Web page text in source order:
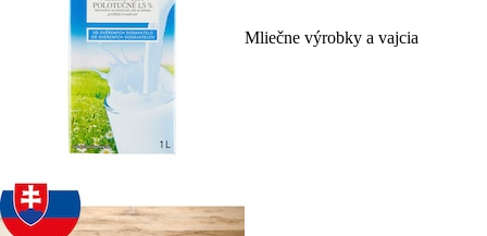
Mliečne výrobky a vajcia